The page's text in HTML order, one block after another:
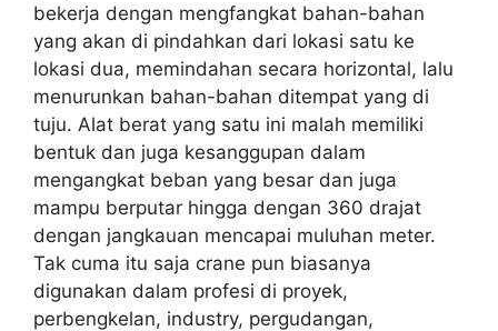
bekerja dengan mengfangkat bahan-bahan
yang akan di pindahkan dari lokasi satu ke
lokasi dua, memindahan secara horizontal, lalu
menurunkan bahan-bahan ditempat yang di
tuju. Alat berat yang satu ini malah memiliki
bentuk dan juga kesanggupan dalam
mengangkat beban yang besar dan juga
mampu berputar hingga dengan 360 drajat
dengan jangkauan mencapai muluhan meter.
Tak cuma itu saja crane pun biasanya
digunakan dalam profesi di proyek,
perbengkelan, industry, pergudangan,